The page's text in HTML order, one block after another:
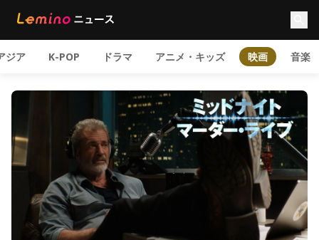
ジア K-POP ドラマ アニメ・キッズ 映画 音楽